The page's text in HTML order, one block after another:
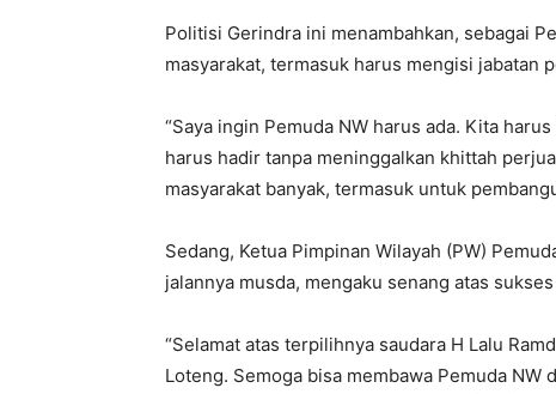
Politisi Gerindra ini menambahkan, sebagai
masyarakat, termasuk harus mengisi jabatan
“Saya ingin Pemuda NW harus ada. Kita
harus hadir tanpa meninggalkan khittah
masyarakat banyak, termasuk untuk
Sedang, Ketua Pimpinan Wilayah (PW)
jalannya musda, mengaku senang atas
“Selamat atas terpilihnya saudara H Lalu
Loteng. Semoga bisa membawa Pemuda